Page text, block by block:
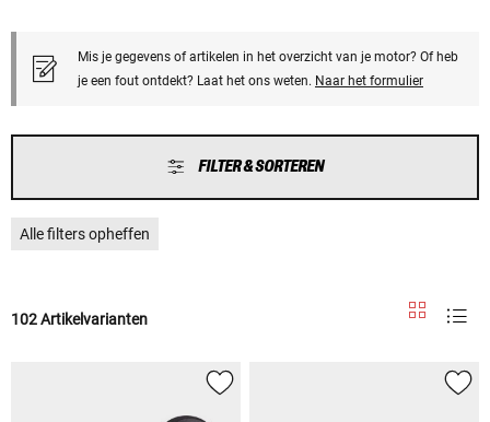
Mis je gegevens of artikelen in het overzicht van je motor? Of heb
je een fout ontdekt? Laat het ons weten. Naar het formulier
FILTER & SORTEREN
Alle filters opheffen
102 Artikelvarianten